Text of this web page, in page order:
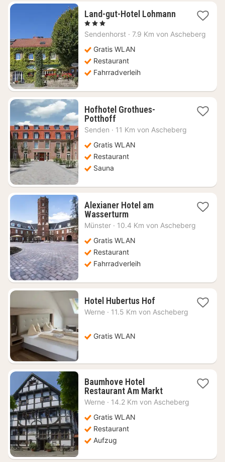
Land-gut-Hotel Lohmann1
ab
, 3 Sterne
Sendenhorst · 7.9 Km von Ascheberg
Gratis WLAN
Restaurant
Fahrradverleih
Hofhotel Grothues-
Potthoff1
Nacht
94,55
€
Senden · 11 Km von Ascheberg
Gratis WLAN
Restaurant
Sauna
Alexianer Hotel am
Wasserturm1
Nacht
95,52
€
Münster · 10.4 Km von Ascheberg
Gratis WLAN
Restaurant
Fahrradverleih
Hotel Hubertus Hof1
Nacht
Werne · 11.5 Km von Ascheberg
Gratis WLAN
Baumhove Hotel
Restaurant Am Markt1
Nacht
Werne · 14.2 Km von Ascheberg
Gratis WLAN
Restaurant
Aufzug